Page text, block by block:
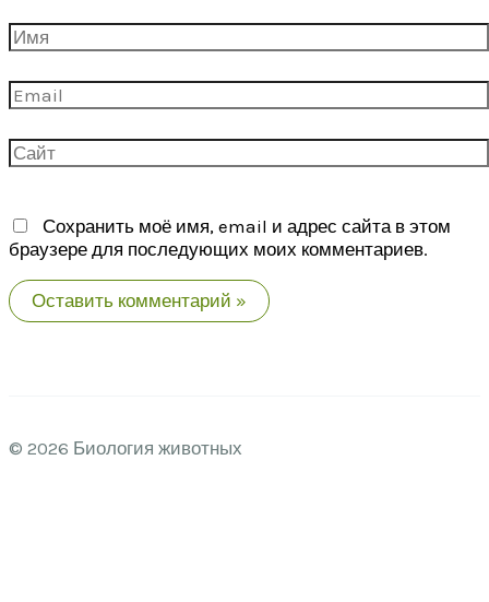
Имя
Email
Сайт
Сохранить моё имя, email и адрес сайта в этом
браузере для последующих моих комментариев.
© 2026 Биология животных